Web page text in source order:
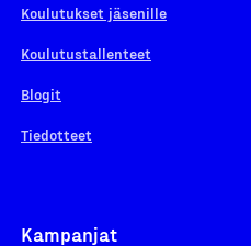
Koulutukset jäsenille
Koulutustallenteet
Blogit
Tiedotteet
Kampanjat